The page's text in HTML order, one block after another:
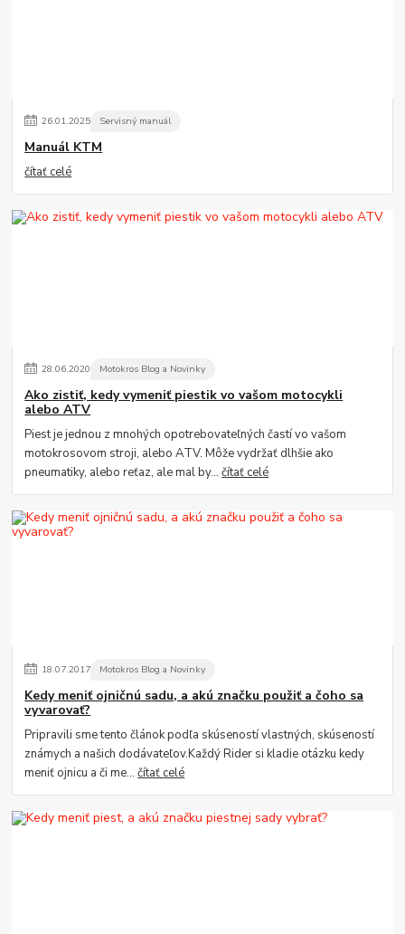
26.01.2025 Servisný manuál
Manuál KTM
čítať celé
28.06.2020 Motokros Blog a Novinky
Ako zistiť, kedy vymeniť piestik vo vašom motocykli
alebo ATV
Piest je jednou z mnohých opotrebovateľných častí vo vašom
motokrosovom stroji, alebo ATV. Môže vydržať dlhšie ako
pneumatiky, alebo reťaz, ale mal by...čítať celé
18.07.2017 Motokros Blog a Novinky
Kedy meniť ojničnú sadu, a akú značku použiť a čoho sa
vyvarovať?
Pripravili sme tento článok podľa skúseností vlastných, skúseností
známych a našich dodávateľov.Každý Rider si kladie otázku kedy
meniť ojnicu a či me...čítať celé